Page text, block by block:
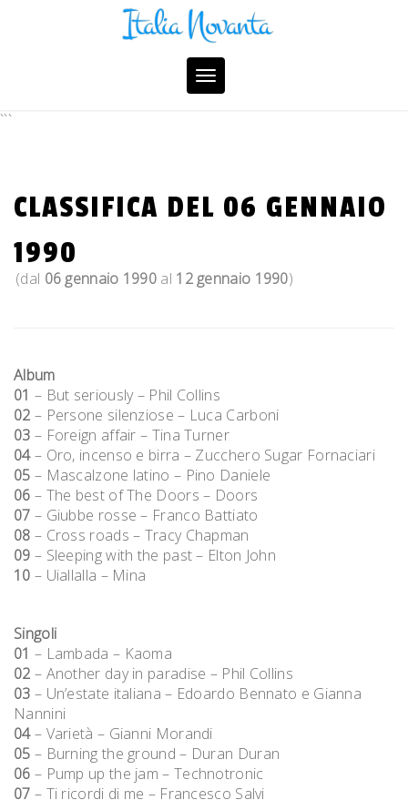
Toggle
navigation
```
CLASSIFICA DEL 06 GENNAIO
1990
(dal 06 gennaio 1990 al 12 gennaio 1990)
Album
01 – But seriously – Phil Collins
02 – Persone silenziose – Luca Carboni
03 – Foreign affair – Tina Turner
04– Oro, incenso e birra – Zucchero Sugar Fornaciari
05 – Mascalzone latino – Pino Daniele
06 – The best of The Doors – Doors
07 – Giubbe rosse – Franco Battiato
08 – Cross roads – Tracy Chapman
09 – Sleeping with the past – Elton John
10 – Uiallalla – Mina
Singoli
01 – Lambada – Kaoma
02 – Another day in paradise – Phil Collins
03 – Un’estate italiana – Edoardo Bennato e Gianna
Nannini
04– Varietà – Gianni Morandi
05 – Burning the ground – Duran Duran
06 – Pump up the jam – Technotronic
07 – Ti ricordi di me – Francesco Salvi